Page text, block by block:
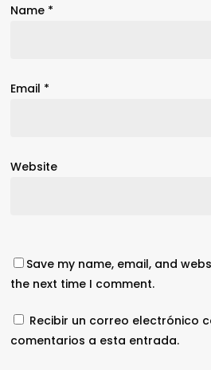
Name *
Email *
Website
Save my name, email, and
the next time I comment.
Recibir un correo electrónico
comentarios a esta entrada.